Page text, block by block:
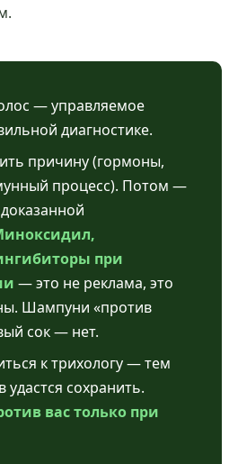
— управляемое
диагностике.
причину (гормоны,
процесс). Потом —
при
— это не реклама, это
Шампуни «против
сок — нет.
к трихологу — тем
сохранить.
вас только при